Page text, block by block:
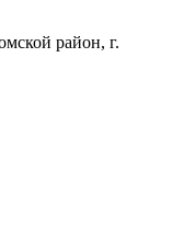
район, г.